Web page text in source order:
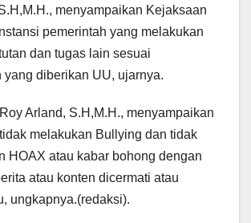
menyampaikan Kejaksaan
pemerintah yang melakukan
dan tugas lain sesuai
yang diberikan UU, ujarnya.
Arland, S.H,M.H., menyampaikan
melakukan Bullying dan tidak
HOAX atau kabar bohong dengan
atau konten dicermati atau
ungkapnya.(redaksi).